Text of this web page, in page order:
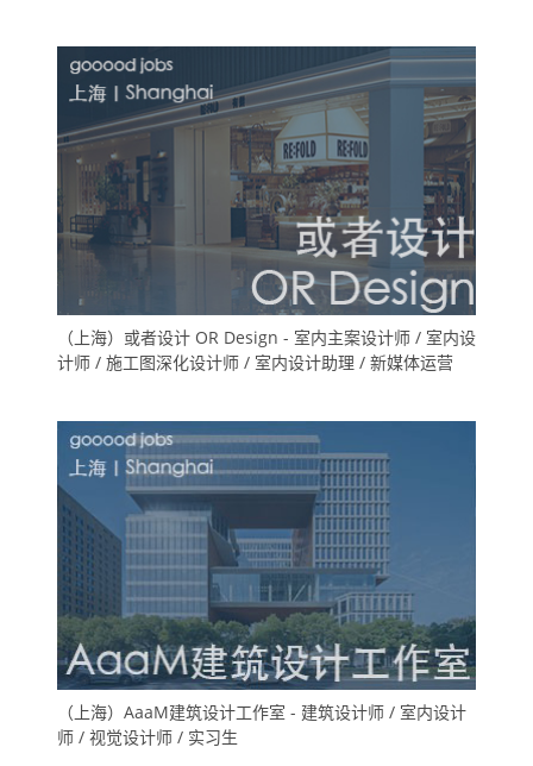
（上海）或者设计 OR Design - 室内主案设计师 / 室内设
计师 / 施工图深化设计师 / 室内设计助理 / 新媒体运营
（上海）AaaM建筑设计工作室 - 建筑设计师 / 室内设计
师 / 视觉设计师 / 实习生